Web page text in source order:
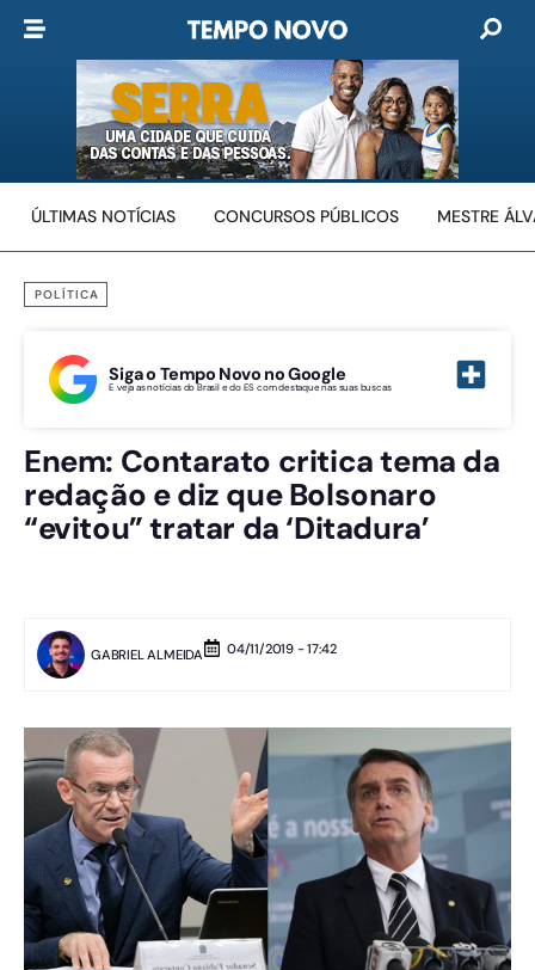
ÚLTIMAS NOTÍCIAS CONCURSOS PÚBLICOS MESTRE
POLÍTICA
Siga o Tempo Novo no Google
E veja as notícias do Brasil e do ES com destaque nas suas buscas
Enem: Contarato critica tema da
redação e diz que Bolsonaro
“evitou” tratar da ‘Ditadura’
GABRIEL ALMEIDA 04/11/2019 - 17:42